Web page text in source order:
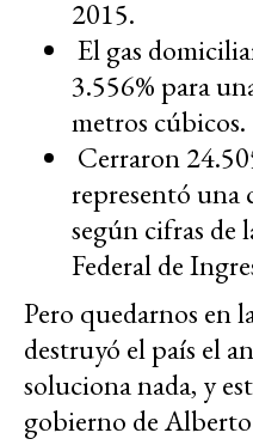
2015.
El gas
3.556% para
metros cúbicos.
Cerraron
representó una
según cifras
Federal de
Pero quedarnos en
destruyó el país el
soluciona nada, y
gobierno de